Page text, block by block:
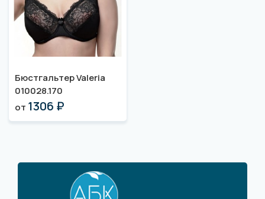
Бюстгальтер Valeria
010028.170
от 1306 ₽